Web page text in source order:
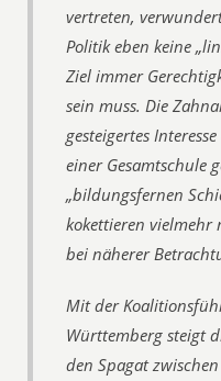
vertreten,
Politik eben keine
Ziel immer
sein muss. Die
gesteigertes
einer Gesamtschule
„bildungsfernen
kokettieren vielmehr
bei näherer
Mit der
Württemberg steigt
den Spagat